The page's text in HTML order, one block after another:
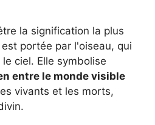
la signification la plus
portée par l'oiseau, qui
ciel. Elle symbolise
entre le monde visible
vivants et les morts,